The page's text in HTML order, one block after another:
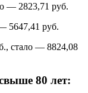
— 2823,71 руб.
5647,41 руб.
стало — 8824,08
80 лет: